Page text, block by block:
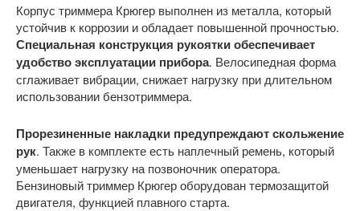
Корпус триммера Крюгер выполнен из металла, который
устойчив к коррозии и обладает повышенной прочностью.
Специальная конструкция рукоятки обеспечивает
удобство эксплуатации прибора. Велосипедная форма
сглаживает вибрации, снижает нагрузку при длительном
использовании бензотриммера.
Прорезиненные накладки предупреждают скольжение
рук. Также в комплекте есть наплечный ремень, который
уменьшает нагрузку на позвоночник оператора.
Бензиновый триммер Крюгер оборудован термозащитой
двигателя, функцией плавного старта.